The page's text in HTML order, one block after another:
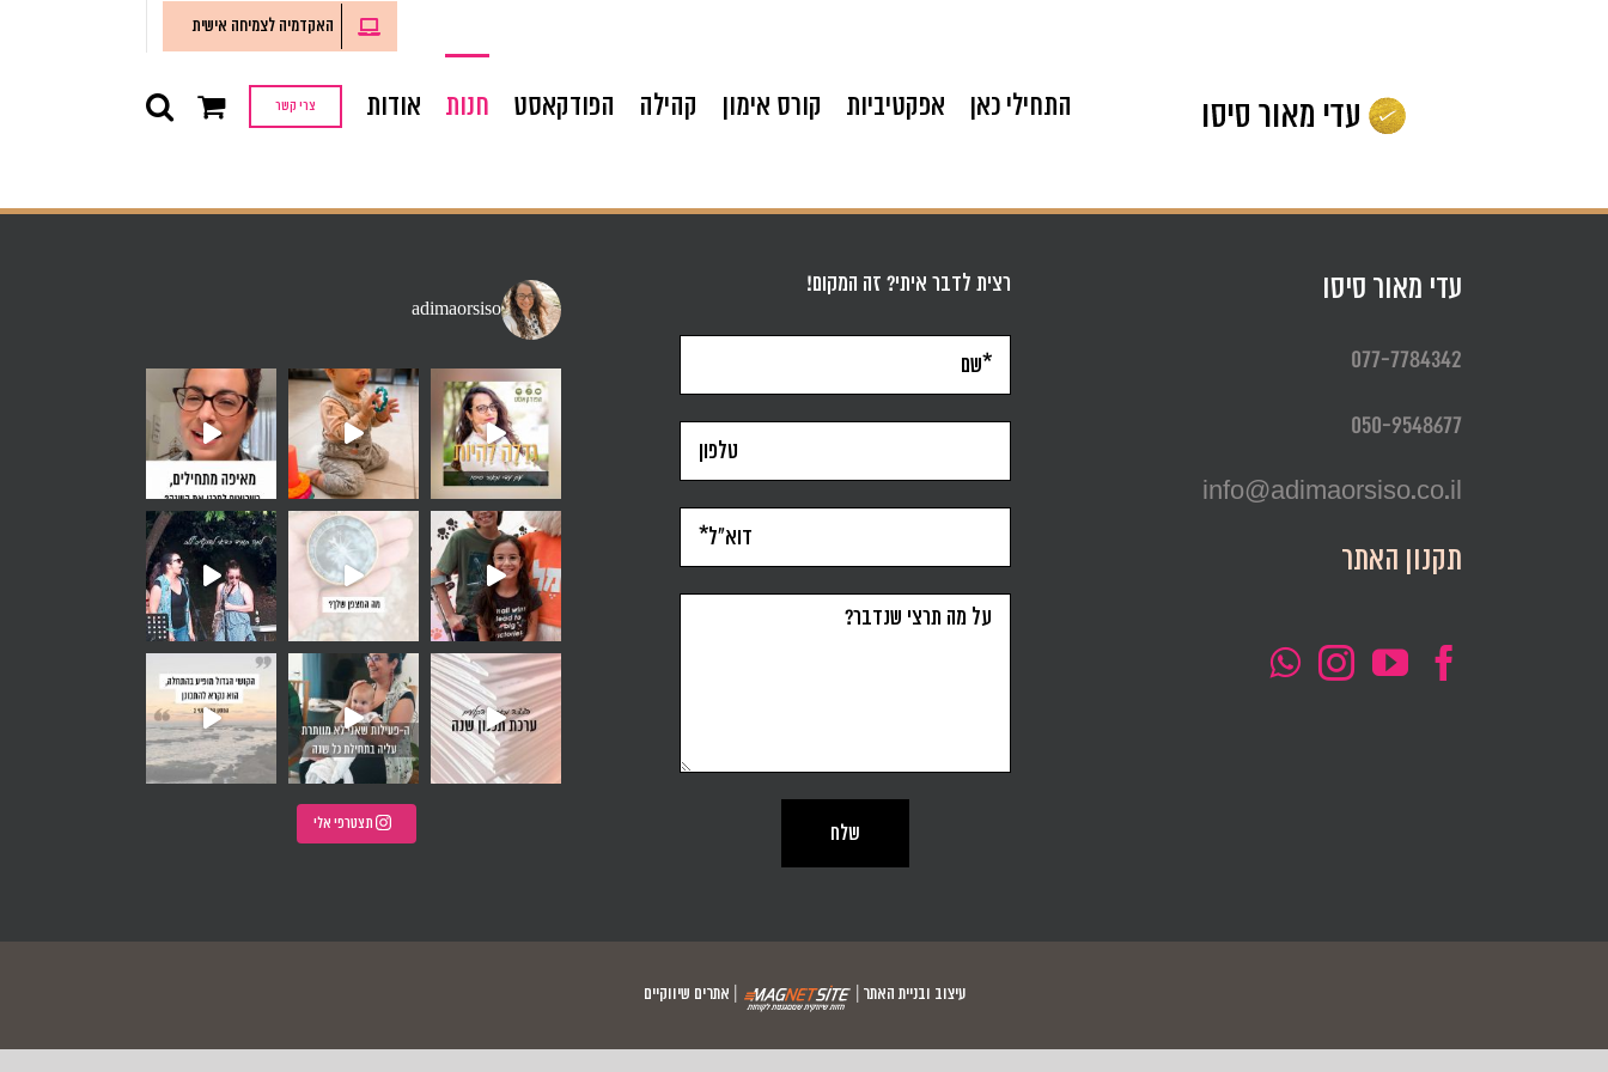
האקדמיה לצמיחה אישית
התחילי כאן אפקטיביות קורס אימון קהילה הפודקאסט חנות אודות צרי קשר
עדי מאור סיסו
077-7784342
050-9548677
info@adimaorsiso.co.il
תקנון האתר
רצית לדבר איתי? זה המקום!
adimaorsiso
סגרתי את הפודקאסט ״אפקטיבית״ במרץ 2022. יש כאלה שתשעה חודשים זו ממש נקודת ציון. יותר זמן בחוץ מאשר
בתקופה האחרונה זו משפט שאני שומעת הרבה - אני רוצה
ילד על קביים, תינוקת וחום של אוגוסט- אז הלכנו על ח
אני מאמינה שלכל אחת מאיתנו יש מצפן פנימי שקיים בתו
לא היה לי חלום להיות חלק מהרכב. לא הייתי חלק מחבו
יש לי שריטה קשה. שלא לומר או.סי.די. כל קפל בפולדרשבוע חדש מתחיל ונשאלת השאלה, איך את בוחרת להתחיל א
תצטרפי אלי
עיצוב ובניית האתר | אתרים שיווקיים